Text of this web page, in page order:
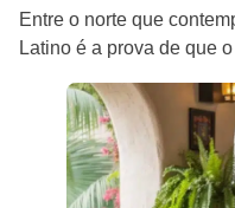
Entre o norte que
Latino é a prova de que